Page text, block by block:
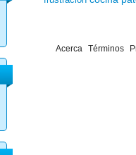
Acerca Términos